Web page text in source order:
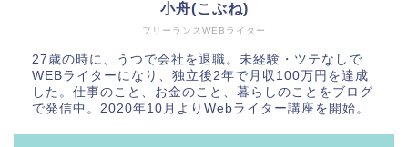
フリーランスWEBライター
小舟(こぶね)
27歳の時に、うつで会社を退職。未経験・ツテなしで
WEBライターになり、独立後2年で月収100万円を達成
した。仕事のこと、お金のこと、暮らしのことをブログ
で発信中。2020年10月よりWebライター講座を開始。